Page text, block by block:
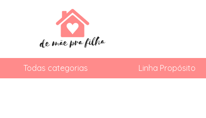
Todas categorias Linha Propósito